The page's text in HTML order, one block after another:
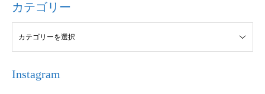
カテゴリー
Instagram